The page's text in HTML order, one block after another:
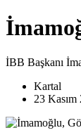
İBB Başkanı
Kartal
23 Kasım